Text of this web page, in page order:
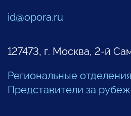
id@opora.ru
127473, г. Москва, 2-й
Региональные отделения
Представители за